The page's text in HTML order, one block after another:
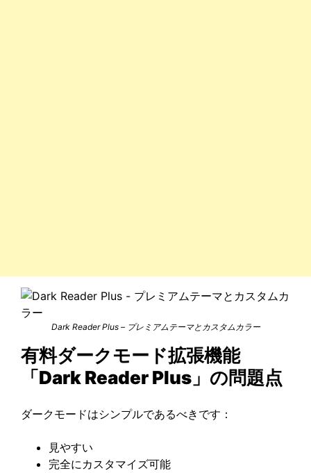
Dark Reader Plus – プレミアムテーマとカスタムカラー
有料ダークモード拡張機能
「Dark Reader Plus」 の問題点
ダークモードはシンプルであるべきです：
見やすい
完全にカスタマイズ可能